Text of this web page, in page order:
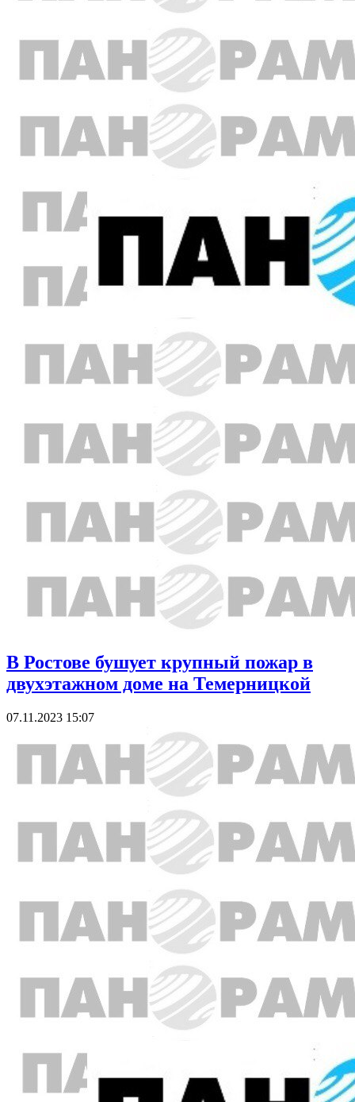
В Ростове бушует крупный пожар в
двухэтажном доме на Темерницкой
07.11.2023 15:07